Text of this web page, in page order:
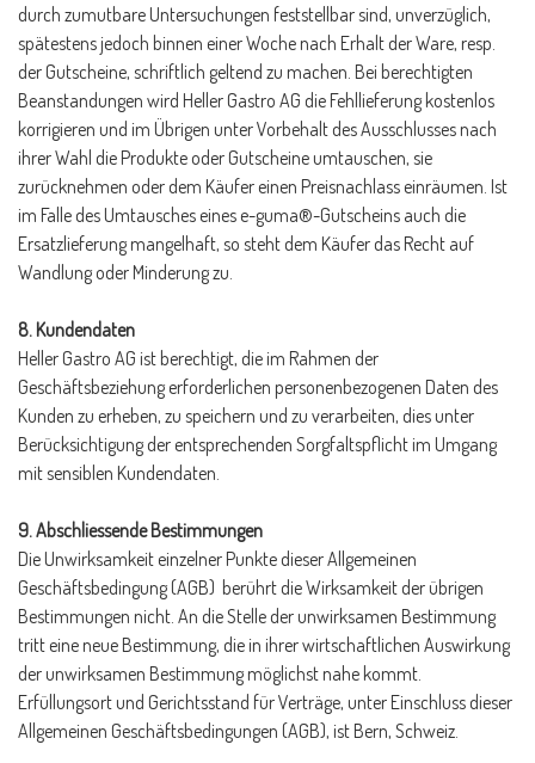
durch zumutbare Untersuchungen feststellbar sind, unverzüglich,
spätestens jedoch binnen einer Woche nach Erhalt der Ware, resp.
der Gutscheine, schriftlich geltend zu machen. Bei berechtigten
Beanstandungen wird Heller Gastro AG die Fehllieferung kostenlos
korrigieren und im Übrigen unter Vorbehalt des Ausschlusses nach
ihrer Wahl die Produkte oder Gutscheine umtauschen, sie
zurücknehmen oder dem Käufer einen Preisnachlass einräumen. Ist
im Falle des Umtausches eines e-guma®-Gutscheins auch die
Ersatzlieferung mangelhaft, so steht dem Käufer das Recht auf
Wandlung oder Minderung zu.
8. Kundendaten
Heller Gastro AG ist berechtigt, die im Rahmen der
Geschäftsbeziehung erforderlichen personenbezogenen Daten des
Kunden zu erheben, zu speichern und zu verarbeiten, dies unter
Berücksichtigung der entsprechenden Sorgfaltspflicht im Umgang
mit sensiblen Kundendaten.
9. Abschliessende Bestimmungen
Die Unwirksamkeit einzelner Punkte dieser Allgemeinen
Geschäftsbedingung (AGB) berührt die Wirksamkeit der übrigen
Bestimmungen nicht. An die Stelle der unwirksamen Bestimmung
tritt eine neue Bestimmung, die in ihrer wirtschaftlichen Auswirkung
der unwirksamen Bestimmung möglichst nahe kommt.
Erfüllungsort und Gerichtsstand für Verträge, unter Einschluss dieser
Allgemeinen Geschäftsbedingungen (AGB), ist Bern, Schweiz.